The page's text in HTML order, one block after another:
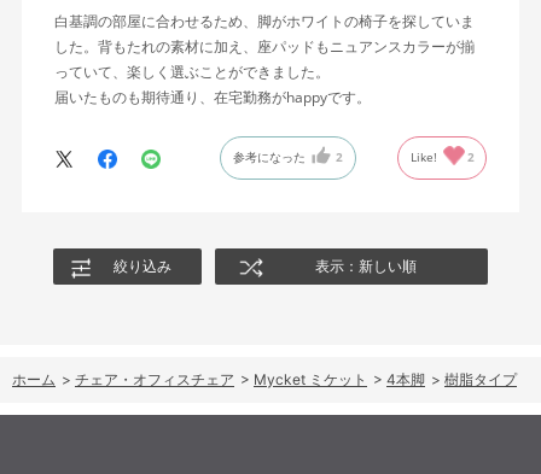
白基調の部屋に合わせるため、脚がホワイトの椅子を探していま
した。背もたれの素材に加え、座パッドもニュアンスカラーが揃
っていて、楽しく選ぶことができました。
届いたものも期待通り、在宅勤務がhappyです。
参考になった 2 Like! 2
絞り込み 表示：新しい順
ホーム > チェア・オフィスチェア > Mycket ミケット > 4本脚 > 樹脂タイプ